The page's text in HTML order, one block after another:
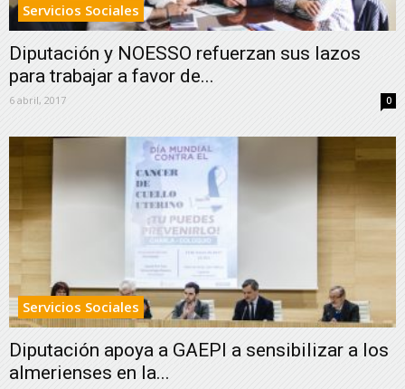
Servicios Sociales
Diputación y NOESSO refuerzan sus lazos
para trabajar a favor de...
6 abril, 2017 0
Servicios Sociales
Diputación apoya a GAEPI a sensibilizar a los
almerienses en la...